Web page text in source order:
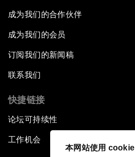
本网站使用 cookie
成为我们的合作伙伴
成为我们的会员
订阅我们的新闻稿
联系我们
快捷链接
论坛可持续性
工作机会